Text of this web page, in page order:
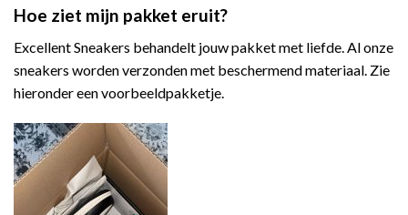
Hoe ziet mijn pakket eruit?
Excellent Sneakers behandelt jouw pakket met liefde. Al onze
sneakers worden verzonden met beschermend materiaal. Zie
hieronder een voorbeeldpakketje.